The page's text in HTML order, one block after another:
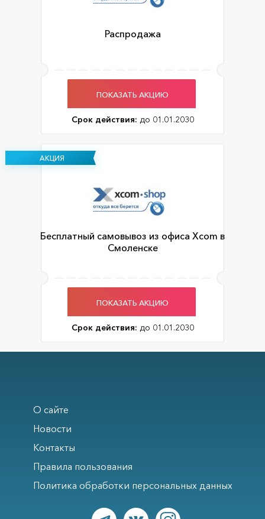
Распродажа
ПОКАЗАТЬ АКЦИЮ
Срок действия: до 01.01.2030
АКЦИЯ
Бесплатный самовывоз из офиса Xcom в
Смоленске
ПОКАЗАТЬ АКЦИЮ
Срок действия: до 01.01.2030
О сайте
Новости
Контакты
Правила пользования
Политика обработки персональных данных